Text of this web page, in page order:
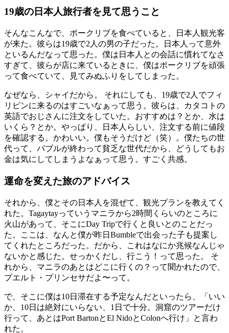
19歳の日本人旅行者を見て思うこと
そんなこんなで、ポークリブを食べていると、日本人観光客
が来た。彼らは19歳で2人の男の子だった。日本人って意外
といるんだなって思った。僕は日本人との会話に慣れてなさ
すぎて、彼らが店に来ているときに、僕はポークリブを頑張
って食べていて、見てみぬふりをしてしまった。
なぜなら、シャイだから。 それにしても、19歳で2人でフィ
リピンに来るのはすごいなぁって思う。彼らは、カタコトの
英語でおじさんに注文をしていた。おすすめは？とか、水は
いくら？とか。やっぱり、日本人らしい、注文する前に値段
を確認する。かわいい。僕もそうだけど（笑）。僕たちの世
代って、バブルが終わって貧乏な世代だから、どうしてもお
金は気にしてしまうよなぁって思う。すごく共感。
運命を変えた旅のアドバイス
それから、僕とその日本人を混ぜて、観光プランを教えてく
れた。Tagaytayっていうマニラから2時間くらいのところに
火山があって、そこにDay Tripで行くと良いとのことだっ
た。ここは、なんと僕が昨日Bumbleで出会った子も提案し
てくれたところだった。だから、これはなにか兆候なんじゃ
ないかと感じた。せっかくだし、行こう！って思った。 そ
れから、マニラのあとはどこに行くの？って聞かれたので、
プエルト・プリンセサだよ〜って。
で、そこに僕は10日滞在する予定なんだといったら、「いい
か、10日は絶対にいらない、1日で十分。洞窟のツアーだけ
行って、あとはPort BartonとEl NidoとColonへ行け」と言わ
れた。